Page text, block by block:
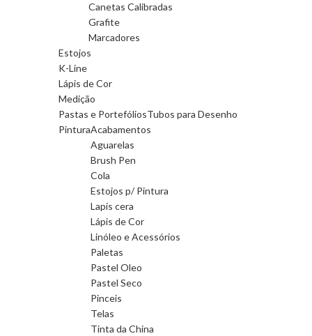
Canetas Calibradas
Grafite
Marcadores
Estojos
K-Line
Lápis de Cor
Medição
Pastas e PortefóliosTubos para Desenho
PinturaAcabamentos
Aguarelas
Brush Pen
Cola
Estojos p/ Pintura
Lapis cera
Lápis de Cor
Linóleo e Acessórios
Paletas
Pastel Oleo
Pastel Seco
Pinceis
Telas
Tinta da China